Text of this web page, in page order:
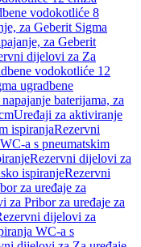
vodokotliće 8
za Geberit Sigma
za Geberit
dijelovi za Za
vodokotliće 12
ugradbene
baterijama, za
Uređaji za aktiviranje
ispiranjaRezervni
a s pneumatskim
Rezervni dijelovi za
ispiranjeRezervni
za uređaje za
za Pribor za uređaje za
dijelovi za
WC-a s